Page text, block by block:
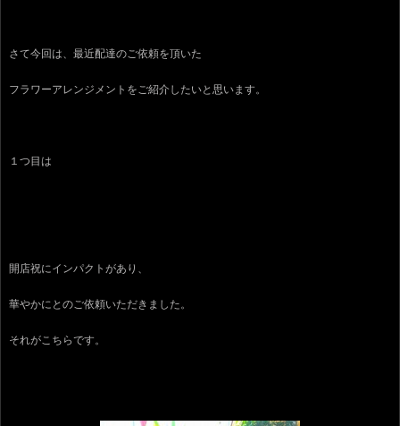
さて今回は、最近配達のご依頼を頂いた
フラワーアレンジメントをご紹介したいと思います。
１つ目は
開店祝にインパクトがあり、
華やかにとのご依頼いただきました。
それがこちらです。